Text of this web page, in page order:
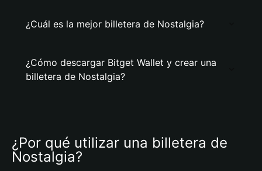
¿Cuál es la mejor billetera de Nostalgia?
¿Cómo descargar Bitget Wallet y crear una
billetera de Nostalgia?
¿Por qué utilizar una billetera de
Nostalgia?